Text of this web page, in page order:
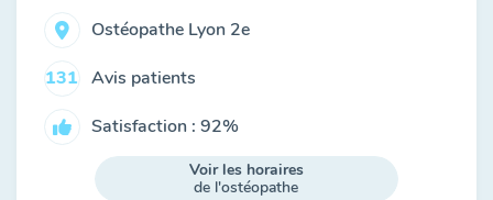
Ostéopathe Lyon 2e
131 Avis patients
Satisfaction : 92%
Voir les horaires
de l'ostéopathe